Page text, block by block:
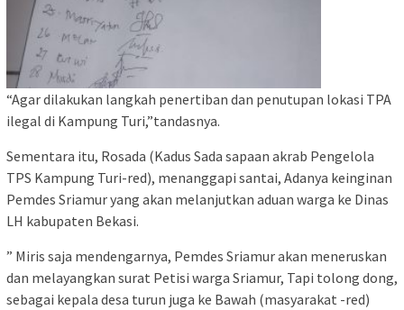
“Agar dilakukan langkah penertiban dan penutupan lokasi TPA
ilegal di Kampung Turi,”tandasnya.
Sementara itu, Rosada (Kadus Sada sapaan akrab Pengelola
TPS Kampung Turi-red), menanggapi santai, Adanya keinginan
Pemdes Sriamur yang akan melanjutkan aduan warga ke Dinas
LH kabupaten Bekasi.
” Miris saja mendengarnya, Pemdes Sriamur akan meneruskan
dan melayangkan surat Petisi warga Sriamur, Tapi tolong dong,
sebagai kepala desa turun juga ke Bawah (masyarakat -red)